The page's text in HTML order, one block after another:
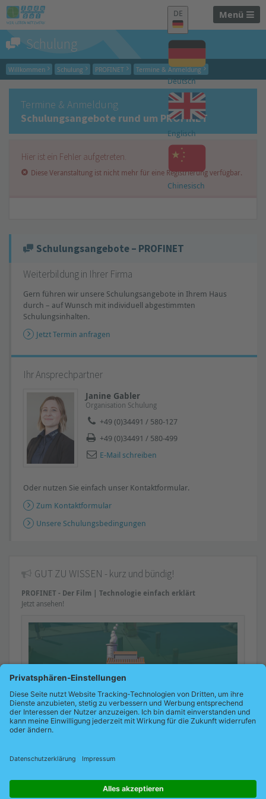
Menü
DE
Deutsch
Englisch
Chinesisch
Schulung
Willkommen Schulung PROFINET Termine & Anmeldung
Termine & Anmeldung
Schulungsangebote rund um PROFINET
Hier ist ein Fehler aufgetreten.
Diese Veranstaltung ist nicht mehr für eine Registrierung verfügbar.
Schulungsangebote – PROFINET
Weiterbildung in Ihrer Firma
Gern führen wir unsere Schulungsangebote in Ihrem Haus
durch – auf Wunsch mit individuell abgestimmten
Schulungsinhalten.
Jetzt Termin anfragen
Ihr Ansprechpartner
Janine Gabler
Organisation Schulung
+49 (0)34491 / 580-127
+49 (0)34491 / 580-499
E-Mail schreiben
Oder nutzen Sie einfach unser Kontaktformular.
Zum Kontaktformular
Unsere Schulungsbedingungen
GUT ZU WISSEN - kurz und bündig!
PROFINET - Der Film | Technologie einfach erklärt
Jetzt ansehen!